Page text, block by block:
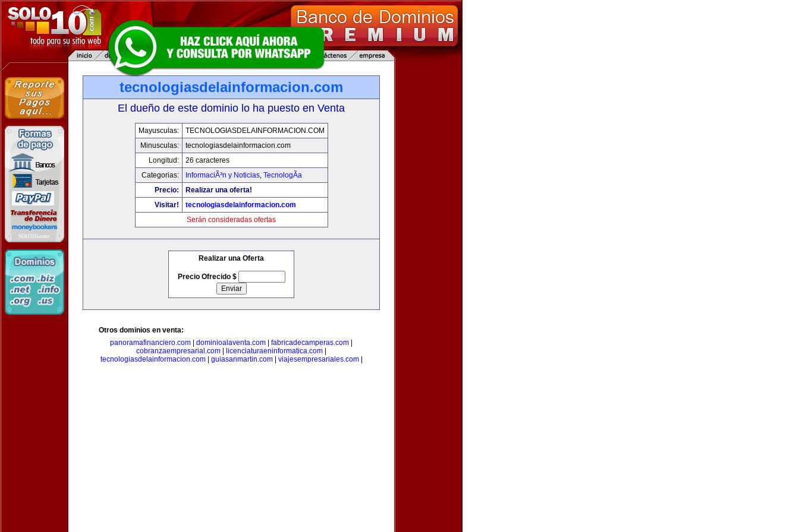
tecnologiasdelainformacion.com
El dueño de este dominio lo ha puesto en Venta
Mayusculas:
TECNOLOGIASDELAINFORMACION.COM
Minusculas:
tecnologiasdelainformacion.com
Longitud:
26 caracteres
Categorias:
InformaciÃ³n y Noticias, TecnologÃ­a
Precio:
Realizar una oferta!
Visitar!
tecnologiasdelainformacion.com
Serán consideradas ofertas
Realizar una Oferta
Precio Ofrecido $
Otros dominios en venta:
panoramafinanciero.com
dominioalaventa.com fabricadecamperas.com
cobranzaempresarial.com
licenciaturaeninformatica.com
tecnologiasdelainformacion.com| guiasanmartin.com| viajesempresariales.com|